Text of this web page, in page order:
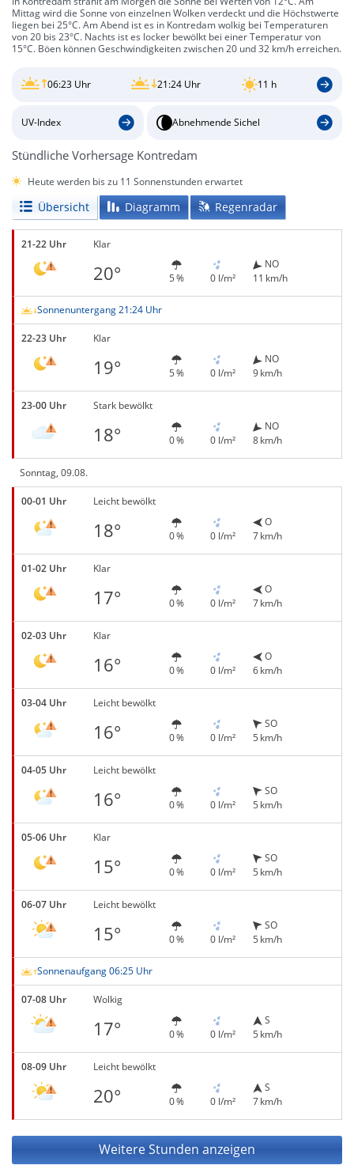
Mittag wird die Sonne von einzelnen Wolken verdeckt und die Höchstwerte
liegen bei 25°C. Am Abend ist es in Kontredam wolkig bei Temperaturen
von 20 bis 23°C. Nachts ist es locker bewölkt bei einer Temperatur von
15°C. Böen können Geschwindigkeiten zwischen 20 und 32 km/h erreichen.
06:23 Uhr 21:24 Uhr 11 h
UV-Index Abnehmende Sichel
Stündliche Vorhersage Kontredam
Heute werden bis zu 11 Sonnenstunden erwartet
Übersicht Diagramm Regenradar
21-22 Uhr Klar
20° 5 % 0 l/m²
NO
11 km/h
Sonnenuntergang 21:24 Uhr
22-23 Uhr Klar
19° 5 % 0 l/m²
NO
9 km/h
23-00 Uhr Stark bewölkt
18° 0 % 0 l/m²
NO
8 km/h
Sonntag, 09.08.
00-01 Uhr Leicht bewölkt
18° 0 % 0 l/m²
O
7 km/h
01-02 Uhr Klar
17° 0 % 0 l/m²
O
7 km/h
02-03 Uhr Klar
16° 0 % 0 l/m²
O
6 km/h
03-04 Uhr Leicht bewölkt
16° 0 % 0 l/m²
SO
5 km/h
04-05 Uhr Leicht bewölkt
16° 0 % 0 l/m²
SO
5 km/h
05-06 Uhr Klar
15° 0 % 0 l/m²
SO
5 km/h
06-07 Uhr Leicht bewölkt
15° 0 % 0 l/m²
SO
5 km/h
Sonnenaufgang 06:25 Uhr
07-08 Uhr Wolkig
17° 0 % 0 l/m²
S
5 km/h
08-09 Uhr Leicht bewölkt
20° 0 % 0 l/m²
S
7 km/h
Weitere Stunden anzeigen